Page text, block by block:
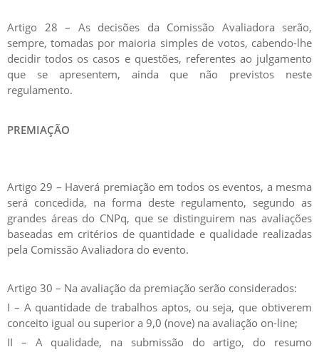
Artigo 28 – As decisões da Comissão Avaliadora serão,
sempre, tomadas por maioria simples de votos, cabendo-lhe
decidir todos os casos e questões, referentes ao julgamento
que se apresentem, ainda que não previstos neste
regulamento.
PREMIAÇÃO
Artigo 29 – Haverá premiação em todos os eventos, a mesma
será concedida, na forma deste regulamento, segundo as
grandes áreas do CNPq, que se distinguirem nas avaliações
baseadas em critérios de quantidade e qualidade realizadas
pela Comissão Avaliadora do evento.
Artigo 30 – Na avaliação da premiação serão considerados:
I – A quantidade de trabalhos aptos, ou seja, que obtiverem
conceito igual ou superior a 9,0 (nove) na avaliação on-line;
II – A qualidade, na submissão do artigo, do resumo